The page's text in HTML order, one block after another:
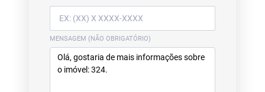
MENSAGEM (NÃO OBRIGATÓRIO)